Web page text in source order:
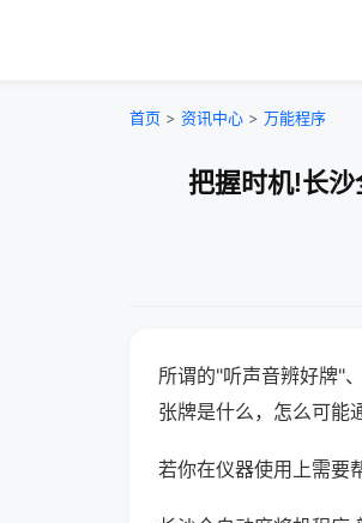
首页 > 资讯中心 > 万能程序
把握时机!长
所谓的"听声音辨好牌"
张牌是什么，怎么可能
若你在仪器使用上需要